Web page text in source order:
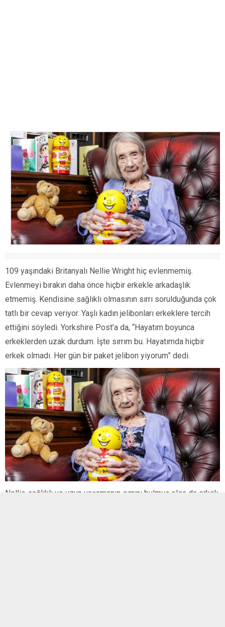
109 yaşındaki Britanyalı Nellie Wright hiç evlenmemiş.
Evlenmeyi bırakın daha önce hiçbir erkekle arkadaşlık
etmemiş. Kendisine sağlıklı olmasının sırrı sorulduğunda çok
tatlı bir cevap veriyor. Yaşlı kadın jelibonları erkeklere tercih
ettiğini söyledi. Yorkshire Post’a da, “Hayatım boyunca
erkeklerden uzak durdum. İşte sırrım bu. Hayatımda hiçbir
erkek olmadı. Her gün bir paket jelibon yiyorum” dedi.
Nellie sağlıklı ve uzun yaşamanın sırrını bulmuş olsa da erkek